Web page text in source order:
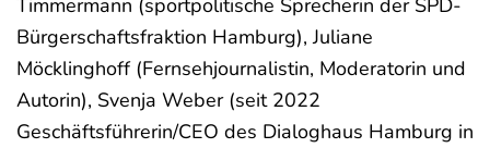
Bürgerschaftsfraktion Hamburg), Juliane
Möcklinghoff (Fernsehjournalistin, Moderatorin und
Autorin), Svenja Weber (seit 2022
Geschäftsführerin/CEO des Dialoghaus Hamburg in